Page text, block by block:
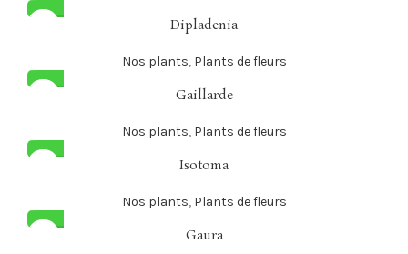
Dipladenia
Nos plants, Plants de fleurs
Gaillarde
Nos plants, Plants de fleurs
Isotoma
Nos plants, Plants de fleurs
Gaura